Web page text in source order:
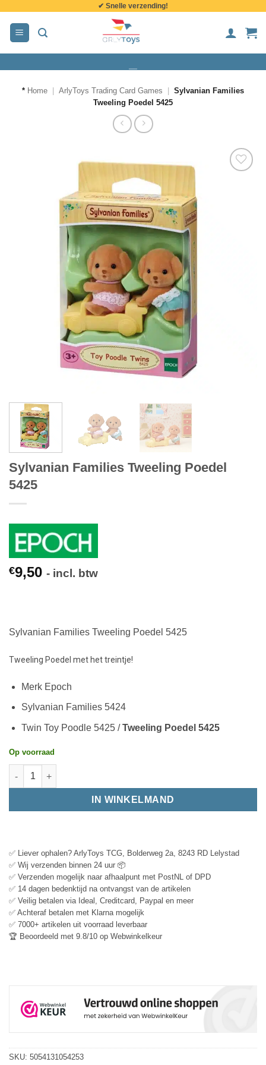
inhoud
✔ Snelle verzending!
* Home ArlyToys Trading Card Games
Sylvanian Families
Tweeling Poedel 5425
Sylvanian Families Tweeling Poedel
5425
€9,50 - incl. btw
Sylvanian Families Tweeling Poedel 5425
Tweeling Poedel met het treintje!
Merk Epoch
Sylvanian Families 5424
Twin Toy Poodle 5425 /Tweeling Poedel 5425
Op voorraad
IN WINKELMAND
✅ Liever ophalen? ArlyToys TCG, Bolderweg 2a, 8243 RD Lelystad
✅ Wij verzenden binnen 24 uur 📦
✅ Verzenden mogelijk naar afhaalpunt met PostNL of DPD
✅ 14 dagen bedenktijd na ontvangst van de artikelen
✅ Veilig betalen via Ideal, Creditcard, Paypal en meer
✅ Achteraf betalen met Klarna mogelijk
✅ 7000+ artikelen uit voorraad leverbaar
🏆 Beoordeeld met 9.8/10 op Webwinkelkeur
SKU: 5054131054253